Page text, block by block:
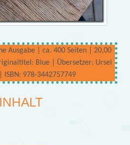
Ausgabe | ca. 400 Seiten | 20,00
Blue | Übersetzer: Ursel
ISBN: 978-3442757749
INHALT